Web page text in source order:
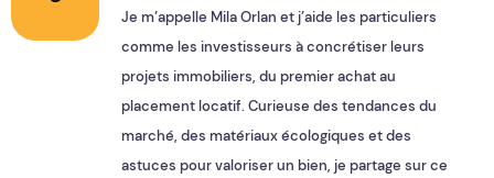
Je m’appelle Mila Orlan et j’aide les particuliers
comme les investisseurs à concrétiser leurs
projets immobiliers, du premier achat au
placement locatif. Curieuse des tendances du
marché, des matériaux écologiques et des
astuces pour valoriser un bien, je partage sur ce